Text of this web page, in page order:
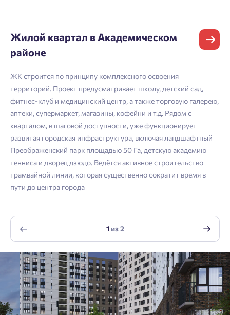
Email
Согласен на обработкуперсональных данных
Согласен получать информационную рассылку
Жилой квартал в Академическом
районе
ЖК строится по принципу комплексного освоения
территорий. Проект предусматривает школу, детский сад,
фитнес-клуб и медицинский центр, а также торговую галерею,
аптеки, супермаркет, магазины, кофейни и т.д. Рядом с
кварталом, в шаговой доступности, уже функционирует
развитая городская инфраструктура, включая ландшафтный
Преображенский парк площадью 50 Га, детскую академию
тенниса и дворец дзюдо. Ведётся активное строительство
трамвайной линии, которая существенно сократит время в
пути до центра города
1из2
Согласен на обработку персональных данных
Согласен получать информационную рассылку
Отправить
подтверждения.
Войти
Личный кабинет
Введите номер телефона, чтобы войти или
зарегистрироваться.
Телефон
Нажимая кнопку «Отправить», вы даёте согласие на обработку
Подтвердить
Личный кабинет
Мы отправили код на номер .
Выслать код повторно через 00:58.
Астрахань